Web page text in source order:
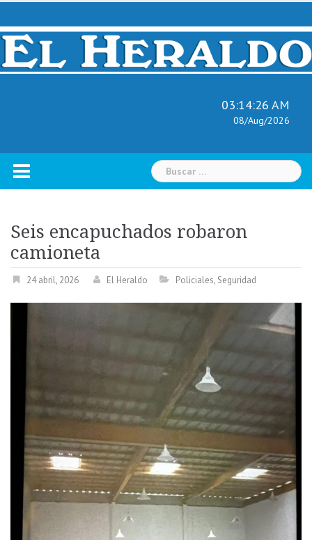
Skip
content
03:14:27 AM
08/Aug/2026
Buscar:
Seis encapuchados robaron
camioneta
24 abril, 2026 El Heraldo Policiales, Seguridad